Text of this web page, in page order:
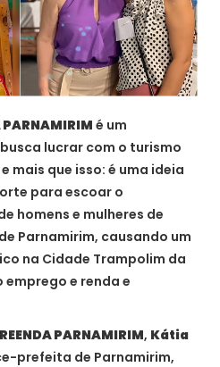
PARNAMIRIM é um
lucrar com o turismo
mais que isso: é uma ideia
para escoar o
homens e mulheres de
Parnamirim, causando um
na Cidade Trampolim da
e renda e
PARNAMIRIM, Kátia
prefeita de Parnamirim,